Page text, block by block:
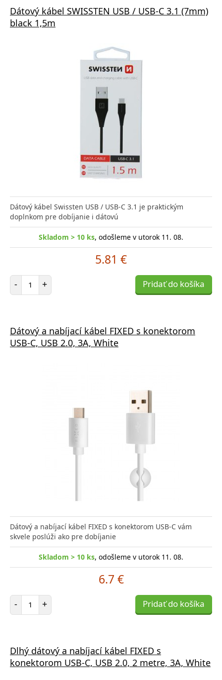
Dátový kábel SWISSTEN USB / USB-C 3.1 (7mm)
black 1,5m
Dátový kábel Swissten USB / USB-C 3.1 je praktickým
doplnkom pre dobíjanie i dátovú
Skladom > 10 ks, odošleme v utorok 11. 08.
5.81 €
- Počet položiek
+ Pridať do košíka
Dátový a nabíjací kábel FIXED s konektorom
USB-C, USB 2.0, 3A, White
Dátový a nabíjací kábel FIXED s konektorom USB-C vám
skvele poslúži ako pre dobíjanie
Skladom > 10 ks, odošleme v utorok 11. 08.
6.7 €
- Počet položiek
+ Pridať do košíka
Dlhý dátový a nabíjací kábel FIXED s
konektorom USB-C, USB 2.0, 2 metre, 3A, White